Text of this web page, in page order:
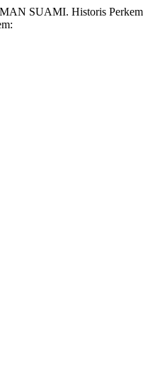
SUAMI. Historis